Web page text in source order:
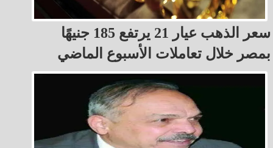
سعر الذهب عيار 21 يرتفع 185 جنيهًا
بمصر خلال تعاملات الأسبوع الماضي